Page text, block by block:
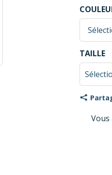
TAILLE
Vous